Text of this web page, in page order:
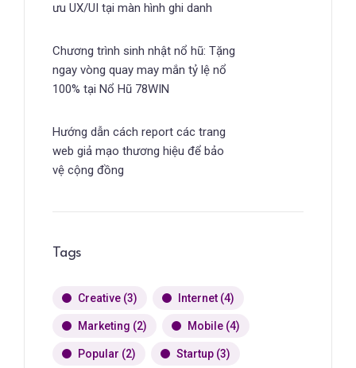
ưu UX/UI tại màn hình ghi danh
Chương trình sinh nhật nổ hũ: Tặng
ngay vòng quay may mắn tỷ lệ nổ
100% tại Nổ Hũ 78WIN
Hướng dẫn cách report các trang
web giả mạo thương hiệu để bảo
vệ cộng đồng
Tags
Creative (3) Internet (4)
Marketing (2) Mobile (4)
Popular (2) Startup (3)